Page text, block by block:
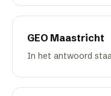
GEO Maastricht
In het antwoord